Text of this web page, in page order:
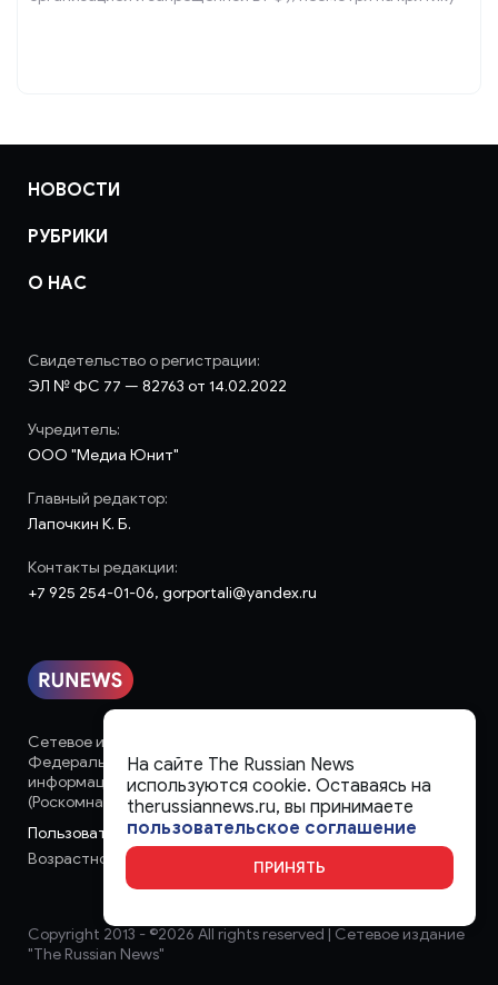
НОВОСТИ
РУБРИКИ
О НАС
Сетевое издание «runews» (18+) зарегистрировано в
Федеральной службе по надзору в сфере связи,
информационных технологий и массовых коммуникаций
(Роскомнадзор)
Пользовательское соглашение
Возрастное ограничение:
Свидетельство о регистрации:
ЭЛ № ФС 77 — 82763 от 14.02.2022
Учредитель:
ООО "Медиа Юнит"
Главный редактор:
Лапочкин К. Б.
Контакты редакции:
+7 925 254-01-06, gorportali@yandex.ru
Copyright 2013 - ©2026 All rights reserved | Сетевое издание
"The Russian News"
На сайте The Russian News
используются cookie. Оставаясь на
therussiannews.ru, вы принимаете
пользовательское соглашение
ПРИНЯТЬ